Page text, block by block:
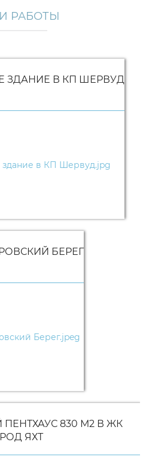
РАБОТЫ
ЗДАНИЕ В КП ШЕРВУД
БЕРЕГ
830 М2 В ЖК
ЯХТ